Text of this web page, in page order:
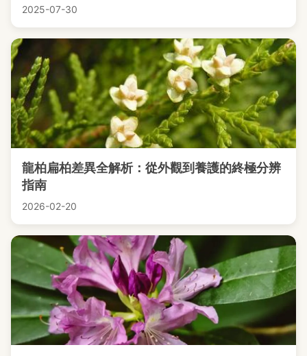
2025-07-30
龍柏扁柏差異全解析：從外觀到養護的終極分辨
指南
2026-02-20